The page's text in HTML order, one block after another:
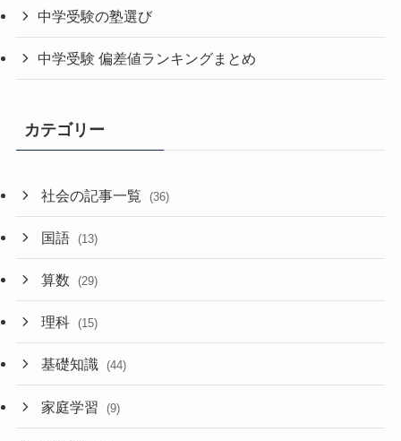
中学受験の塾選び
中学受験 偏差値ランキングまとめ
カテゴリー
社会の記事一覧 (36)
国語 (13)
算数 (29)
理科 (15)
基礎知識 (44)
家庭学習 (9)